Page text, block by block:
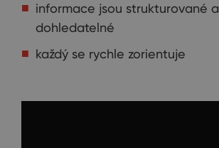
informace jsou strukturované a
dohledatelné
každý se rychle zorientuje